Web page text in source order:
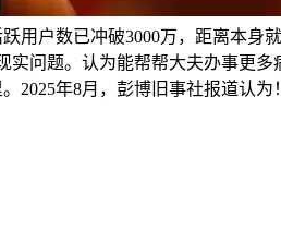
用户数已冲破3000万，距离本身
问题。认为能帮帮大夫办事更
2025年8月，彭博旧事社报道认为！